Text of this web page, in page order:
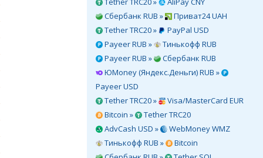
Сбербанк RUB »
Приват24 UAH
Tether TRC20 »
PayPal USD
Payeer RUB »
Тинькофф RUB
Payeer RUB »
Сбербанк RUB
ЮMoney (Яндекс.Деньги) RUB »
Payeer USD
Tether TRC20 »
Visa/MasterCard EUR
Bitcoin »
Tether TRC20
AdvCash USD »
WebMoney WMZ
Тинькофф RUB »
Bitcoin